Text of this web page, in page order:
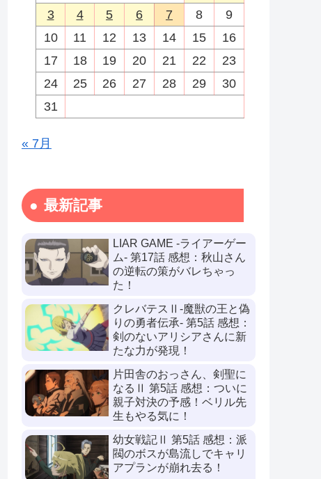
3
4 5 6 7 8
9
10
11 12 13 14 15
16
17
18 19 20 21 22
23
24
25 26 27 28 29
30
31
« 7月
最新記事
LIAR GAME -ライアーゲー
ム- 第17話 感想：秋山さん
の逆転の策がバレちゃっ
た！
クレバテスⅡ-魔獣の王と偽
りの勇者伝承- 第5話 感想：
剣のないアリシアさんに新
たな力が発現！
片田舎のおっさん、剣聖に
なるⅡ 第5話 感想：ついに
親子対決の予感！ベリル先
生もやる気に！
幼女戦記Ⅱ 第5話 感想：派
閥のボスが島流しでキャリ
アプランが崩れ去る！